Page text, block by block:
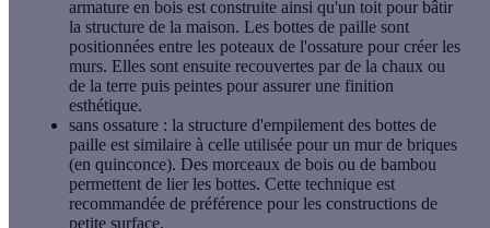
armature en bois est construite ainsi qu'un toit pour bâtir
la structure de la maison. Les bottes de paille sont
positionnées entre les poteaux de l'ossature pour créer les
murs. Elles sont ensuite recouvertes par de la chaux ou
de la terre puis peintes pour assurer une finition
esthétique.
sans ossature : la structure d'empilement des bottes de
paille est similaire à celle utilisée pour un mur de briques
(en quinconce). Des morceaux de bois ou de bambou
permettent de lier les bottes. Cette technique est
recommandée de préférence pour les constructions de
petite surface.